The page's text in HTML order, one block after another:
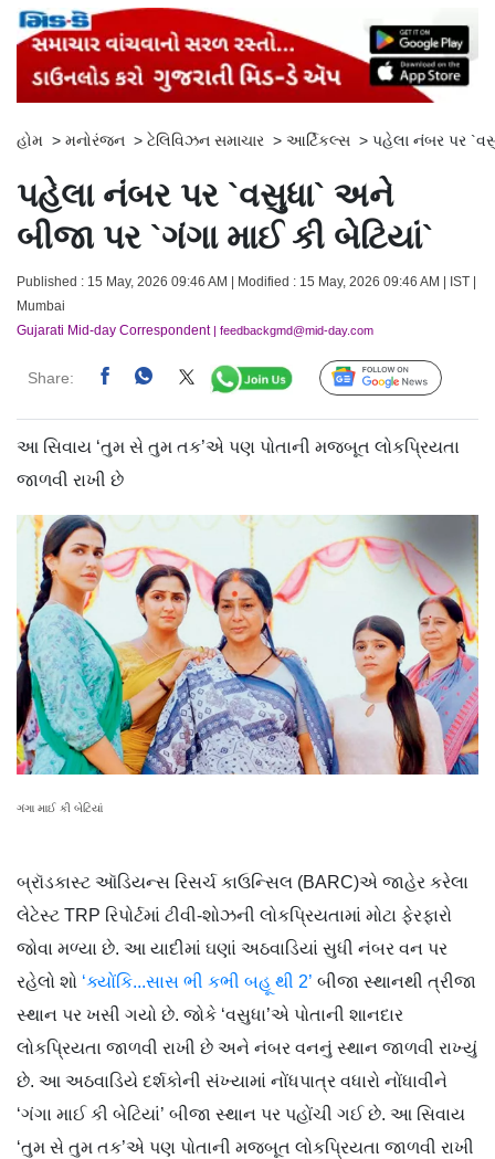
હોમ > મનોરંજન > ટેલિવિઝન સમાચાર > આર્ટિકલ્સ > પહેલા નંબર પર
પહેલા નંબર પર `વસુધા` અને
બીજા પર `ગંગા માઈ કી બેટિયાં`
Published : 15 May, 2026 09:46 AM | Modified : 15 May, 2026 09:46 AM | IST |
Mumbai
Gujarati Mid-day Correspondent| feedbackgmd@mid-day.com
Share: Follow Us
આ સિવાય ‘તુમ સે તુમ તક’એ પણ પોતાની મજબૂત લોકપ્રિયતા
જાળવી રાખી છે
ગંગા માઈ કી બેટિયાં
બ્રૉડકાસ્ટ ઑડિયન્સ રિસર્ચ કાઉન્સિલ (BARC)એ જાહેર કરેલા
લેટેસ્ટ TRP રિપોર્ટમાં ટીવી-શોઝની લોકપ્રિયતામાં મોટા ફેરફારો
જોવા મળ્યા છે. આ યાદીમાં ઘણાં અઠવાડિયાં સુધી નંબર વન પર
રહેલો શો ‘ક્યોંકિ...સાસ ભી કભી બહૂ થી 2’ બીજા સ્થાનથી ત્રીજા
સ્થાન પર ખસી ગયો છે. જોકે ‘વસુધા’એ પોતાની શાનદાર
લોકપ્રિયતા જાળવી રાખી છે અને નંબર વનનું સ્થાન જાળવી રાખ્યું
છે. આ અઠવાડિયે દર્શકોની સંખ્યામાં નોંધપાત્ર વધારો નોંધાવીને
‘ગંગા માઈ કી બેટિયાં’ બીજા સ્થાન પર પહોંચી ગઈ છે. આ સિવાય
‘તુમ સે તુમ તક’એ પણ પોતાની મજબૂત લોકપ્રિયતા જાળવી રાખી